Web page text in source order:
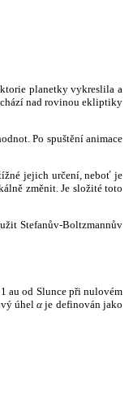
planetky vykreslila a
nad rovinou ekliptiky
Po spuštění animace
jejich určení, neboť je
změnit. Je složité toto
Stefanův-Boltzmannův
au od Slunce při nulovém
úhelα je definován jako